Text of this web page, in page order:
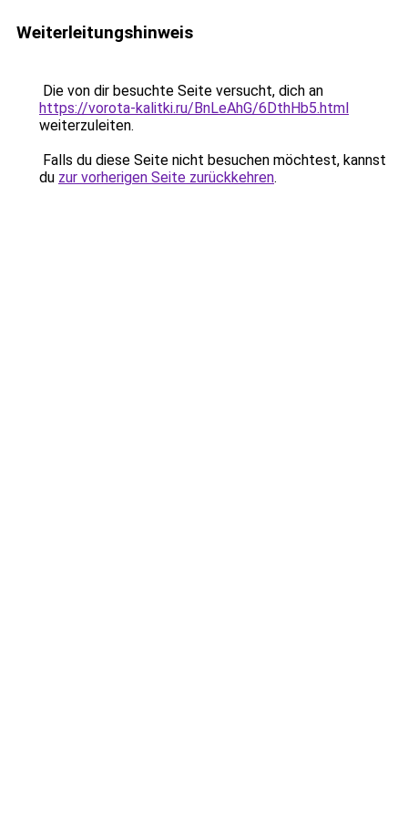
Weiterleitungshinweis
Die von dir besuchte Seite versucht, dich an
https://vorota-kalitki.ru/BnLeAhG/6DthHb5.html
weiterzuleiten.
Falls du diese Seite nicht besuchen möchtest, kannst
du zur vorherigen Seite zurückkehren.